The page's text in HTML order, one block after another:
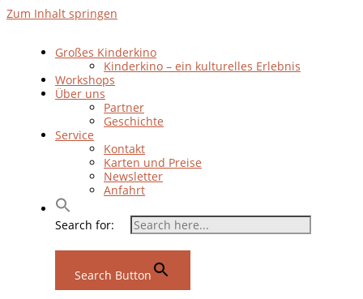
Zum Inhalt springen
Großes Kinderkino
Kinderkino – ein kulturelles Erlebnis
Workshops
Über uns
Partner
Geschichte
Service
Kontakt
Karten und Preise
Newsletter
Anfahrt
Search for:
Search Button